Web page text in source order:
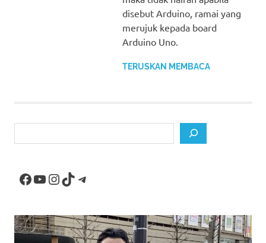
disebut Arduino, ramai yang
merujuk kepada board
Arduino Uno.
TERUSKAN MEMBACA
Facebook
YouTube
Instagram
TikTokTelegram